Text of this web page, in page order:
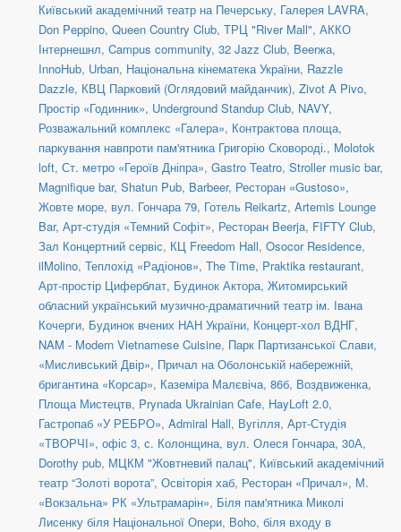
Київський академічний театр на Печерську, Галерея LAVRA,
Don Peppino, Queen Country Club, ТРЦ "River Mall", АККО
Інтернешнл, Campus community, 32 Jazz Club, Beerжа,
InnoHub, Urban, Національна кінематека України, Razzle
Dazzle, КВЦ Парковий (Оглядовий майданчик), Zivot A Pivo,
Простір «Годинник», Underground Standup Club, NAVY,
Розважальний комплекс «Галера», Контрактова площа,
паркування навпроти пам'ятника Григорію Сковороді., Molotok
loft, Ст. метро «Героїв Дніпра», Gastro Teatro, Stroller music bar,
Magnifique bar, Shatun Pub, Barbeer, Ресторан «Gustoso»,
Жовте море, вул. Гончара 79, Готель Reikartz, Artemis Lounge
Bar, Арт-студія «Темний Софіт», Ресторан Beerja, FIFTY Club,
Зал Концертний сервіс, КЦ Freedom Hall, Osocor Residence,
ilMolino, Теплохід «Радіонов», The Time, Praktika restaurant,
Арт-простір Циферблат, Будинок Актора, Житомирський
обласний український музично-драматичний театр ім. Івана
Кочерги, Будинок вчених НАН України, Концерт-хол ВДНГ,
NAM - Modern Vietnamese Cuisine, Парк Партизанської Слави,
«Мисливський Двір», Причал на Оболонській набережній,
бригантина «Корсар», Каземіра Малєвіча, 86б, Воздвиженка,
Площа Мистецтв, Prynada Ukrainian Cafe, HayLoft 2.0,
Гастропаб «У РЕБРО», Admiral Hall, Вугілля, Арт-Студія
«ТВОРЧІ», офіс 3, с. Колонщина, вул. Олеся Гончара, 30А,
Dorothy pub, МЦКМ "Жовтневий палац", Київський академічний
театр “Золоті ворота”, Освіторія хаб, Ресторан «Причал», М.
«Вокзальна» РК «Ультрамарін», Біля пам'ятника Миколі
Лисенку біля Національної Опери, Boho, біля входу в